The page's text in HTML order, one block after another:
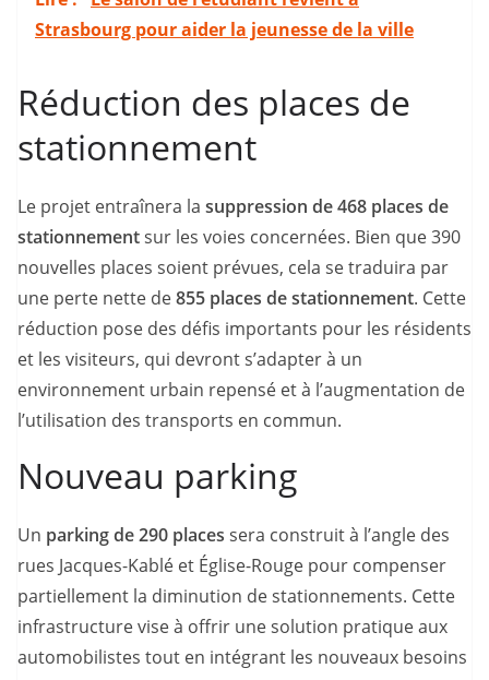
Strasbourg pour aider la jeunesse de la ville
Réduction des places de
stationnement
Le projet entraînera la suppression de 468 places de
stationnementsur les voies concernées. Bien que 390
nouvelles places soient prévues, cela se traduira par
une perte nette de855 places de stationnement. Cette
réduction pose des défis importants pour les résidents
et les visiteurs, qui devront s’adapter à un
environnement urbain repensé et à l’augmentation de
l’utilisation des transports en commun.
Nouveau parking
Un parking de 290 places sera construit à l’angle des
rues Jacques-Kablé et Église-Rouge pour compenser
partiellement la diminution de stationnements. Cette
infrastructure vise à offrir une solution pratique aux
automobilistes tout en intégrant les nouveaux besoins